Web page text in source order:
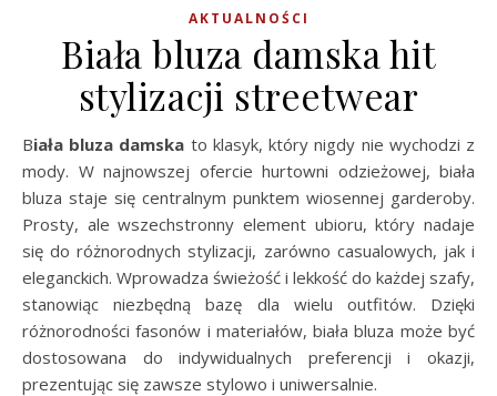
AKTUALNOŚCI
Biała bluza damska hit
stylizacji streetwear
Biała bluza damska to klasyk, który nigdy nie wychodzi z
mody. W najnowszej ofercie hurtowni odzieżowej, biała
bluza staje się centralnym punktem wiosennej garderoby.
Prosty, ale wszechstronny element ubioru, który nadaje
się do różnorodnych stylizacji, zarówno casualowych, jak i
eleganckich. Wprowadza świeżość i lekkość do każdej szafy,
stanowiąc niezbędną bazę dla wielu outfitów. Dzięki
różnorodności fasonów i materiałów, biała bluza może być
dostosowana do indywidualnych preferencji i okazji,
prezentując się zawsze stylowo i uniwersalnie.